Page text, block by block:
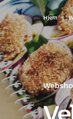
Hjem /